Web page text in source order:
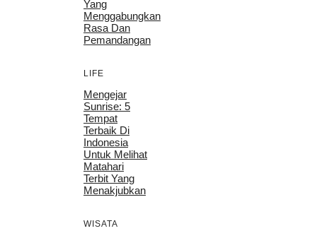
Yang
Menggabungkan
Rasa Dan
Pemandangan
LIFE
Mengejar
Sunrise: 5
Tempat
Terbaik Di
Indonesia
Untuk Melihat
Matahari
Terbit Yang
Menakjubkan
WISATA